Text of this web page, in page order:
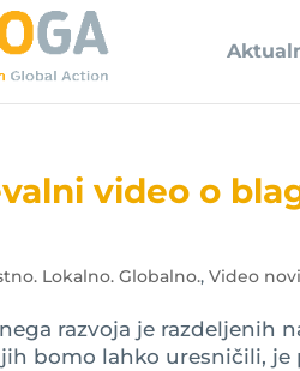
video o
Lokalno. Globalno.,Video
razvoja je razdeljenih
bomo lahko uresničili,